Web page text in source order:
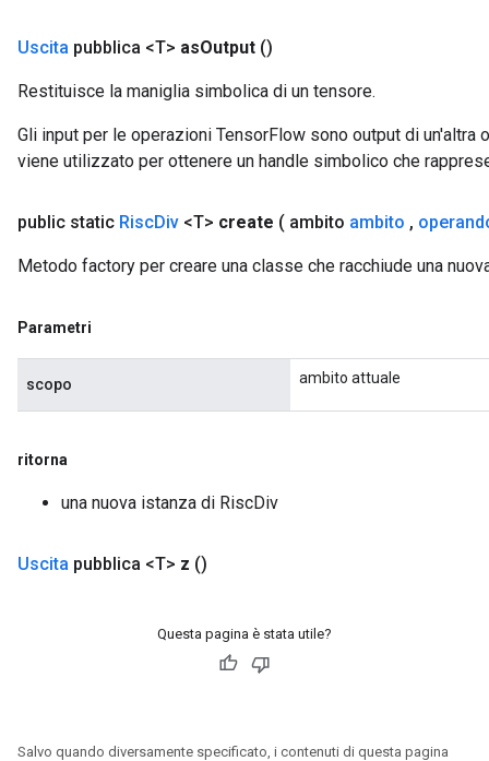
Uscita pubblica <T> asOutput ()
Restituisce la maniglia simbolica di un tensore.
Gli input per le operazioni TensorFlow sono output di un'altra
viene utilizzato per ottenere un handle simbolico che
public static RiscDiv <T> create ( ambito ambito ,
Metodo factory per creare una classe che racchiude una
Parametri
scopo ambito attuale
ritorna
una nuova istanza di RiscDiv
Uscita pubblica <T> z ()
Questa pagina è stata utile?
Salvo quando diversamente specificato, i contenuti di questa pagina